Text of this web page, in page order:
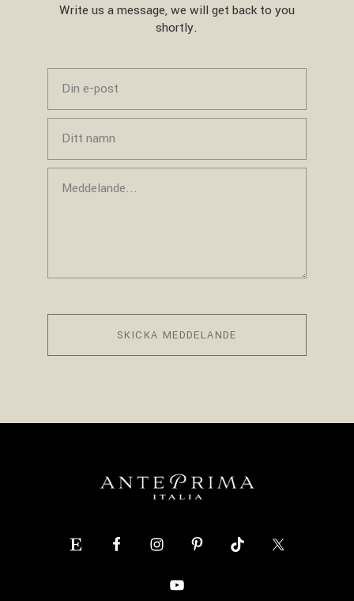
Write us a message, we will get back to you
shortly.
SKICKA MEDDELANDE